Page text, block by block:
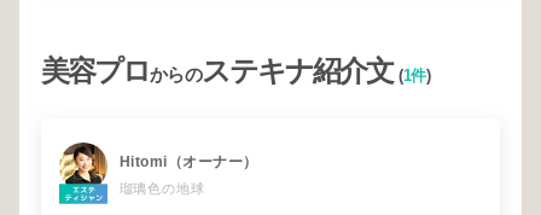
美容プロからのステキナ紹介文(1件)
Hitomi（オーナー）
瑠璃色の地球